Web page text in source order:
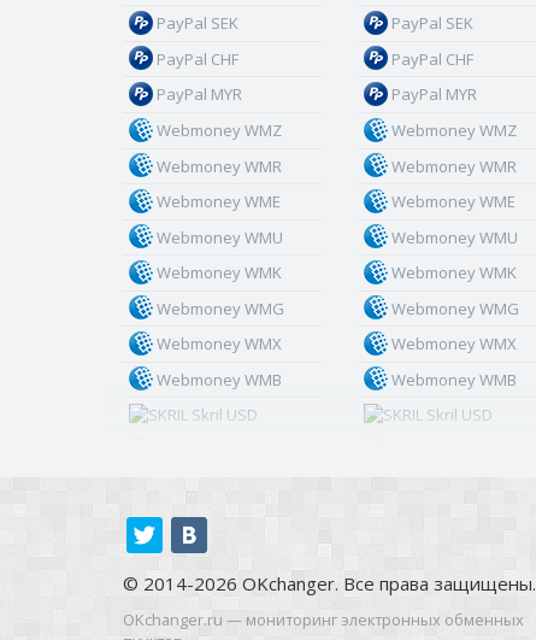
PayPal SEK
PayPal CHF
PayPal MYR
Webmoney WMZ
Webmoney WMR
Webmoney WME
Webmoney WMU
Webmoney WMK
Webmoney WMG
Webmoney WMX
Webmoney WMB
Skril USD
Skril PLN
Skril GBP
Skril AUD
Skril NOK
PayPal SEK
PayPal CHF
PayPal MYR
Webmoney WMZ
Webmoney WMR
Webmoney WME
Webmoney WMU
Webmoney WMK
Webmoney WMG
Webmoney WMX
Webmoney WMB
Skril USD
Skril AUD
Skril NOK
© 2014-2026 OKchanger. Все права защищены.
OKchanger.ru — мониторинг электронных обменных